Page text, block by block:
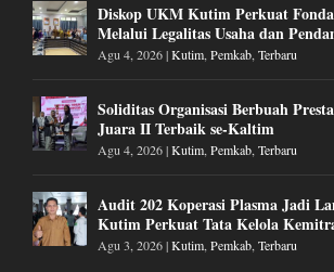
Diskop UKM Kutim Perkuat
Melalui Legalitas Usaha dan
Agu 4, 2026|Kutim ,Pemkab ,Terbaru
Soliditas Organisasi Berbuah
Juara II Terbaik se-Kaltim
Agu 4, 2026|Kutim ,Pemkab ,Terbaru
Audit 202 Koperasi Plasma Jadi
Kutim Perkuat Tata Kelola
Agu 3, 2026|Kutim ,Pemkab ,Terbaru